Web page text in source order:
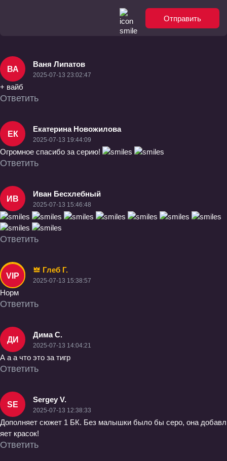
Отправить
ВА
Ваня Липатов
2025-07-13 23:02:47
+ вайб
Ответить
ЕК
Екатерина Новожилова
2025-07-13 19:44:09
Огромное спасибо за серию!
Ответить
ИВ
Иван Бесхлебный
2025-07-13 15:46:48
Ответить
VIP
Глеб Г.
2025-07-13 15:38:57
Норм
Ответить
ДИ
Дима С.
2025-07-13 14:04:21
А а а что это за тигр
Ответить
SE
Sergey V.
2025-07-13 12:38:33
Дополняет сюжет 1 БК. Без малышки было бы серо, она добавл
яет красок!
Ответить